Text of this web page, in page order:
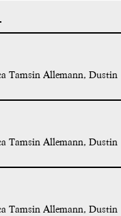
Tamsin Allemann, Dustin
Tamsin Allemann, Dustin
Tamsin Allemann, Dustin